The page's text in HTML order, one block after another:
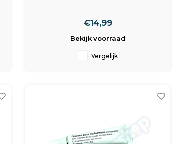
€14,99
Bekijk voorraad
Vergelijk